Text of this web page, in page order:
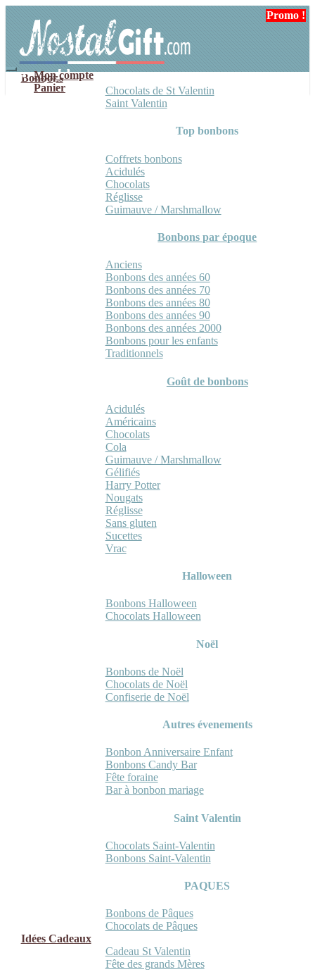
navigation
contenu
Mon compte
Panier
Bonbons
Chocolats de St Valentin
Saint Valentin
Top bonbons
Coffrets bonbons
Acidulés
Chocolats
Réglisse
Guimauve / Marshmallow
Bonbons par époque
Anciens
Bonbons des années 60
Bonbons des années 70
Bonbons des années 80
Bonbons des années 90
Bonbons des années 2000
Bonbons pour les enfants
Traditionnels
Goût de bonbons
Acidulés
Américains
Chocolats
Cola
Guimauve / Marshmallow
Gélifiés
Harry Potter
Nougats
Réglisse
Sans gluten
Sucettes
Vrac
Halloween
Bonbons Halloween
Chocolats Halloween
Noël
Bonbons de Noël
Chocolats de Noël
Confiserie de Noël
Autres évenements
Bonbon Anniversaire Enfant
Bonbons Candy Bar
Fête foraine
Bar à bonbon mariage
Saint Valentin
Chocolats Saint-Valentin
Bonbons Saint-Valentin
PAQUES
Bonbons de Pâques
Chocolats de Pâques
Idées Cadeaux
Cadeau St Valentin
Fête des grands Mères
Promo !
Promo !
Promo !
Promo !